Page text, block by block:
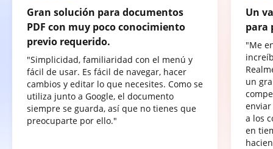
Gran solución para documentos
PDF con muy poco conocimiento
previo requerido.
"Simplicidad, familiaridad con el menú y
fácil de usar. Es fácil de navegar, hacer
cambios y editar lo que necesites. Como se
utiliza junto a Google, el documento
siempre se guarda, así que no tienes que
preocuparte por ello."
Un
para
"Me
un
a los
en